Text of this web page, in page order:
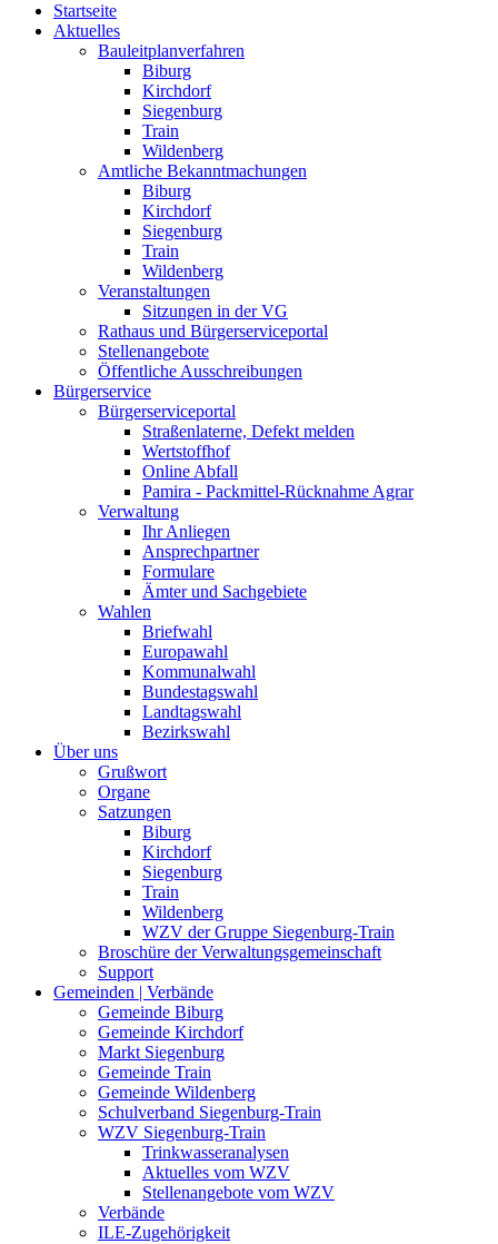
Startseite
Aktuelles
Bauleitplanverfahren
Biburg
Kirchdorf
Siegenburg
Train
Wildenberg
Amtliche Bekanntmachungen
Biburg
Kirchdorf
Siegenburg
Train
Wildenberg
Veranstaltungen
Sitzungen in der VG
Rathaus und Bürgerserviceportal
Stellenangebote
Öffentliche Ausschreibungen
Bürgerservice
Bürgerserviceportal
Straßenlaterne, Defekt melden
Wertstoffhof
Online Abfall
Pamira - Packmittel-Rücknahme Agrar
Verwaltung
Ihr Anliegen
Ansprechpartner
Formulare
Ämter und Sachgebiete
Wahlen
Briefwahl
Europawahl
Kommunalwahl
Bundestagswahl
Landtagswahl
Bezirkswahl
Über uns
Grußwort
Organe
Satzungen
Biburg
Kirchdorf
Siegenburg
Train
Wildenberg
WZV der Gruppe Siegenburg-Train
Broschüre der Verwaltungsgemeinschaft
Support
Gemeinden | Verbände
Gemeinde Biburg
Gemeinde Kirchdorf
Markt Siegenburg
Gemeinde Train
Gemeinde Wildenberg
Schulverband Siegenburg-Train
WZV Siegenburg-Train
Trinkwasseranalysen
Aktuelles vom WZV
Stellenangebote vom WZV
Verbände
ILE-Zugehörigkeit